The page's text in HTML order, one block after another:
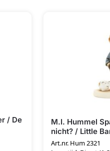
/ De
M.I. Hummel
nicht? / Little
Art.nr. Hum 2321